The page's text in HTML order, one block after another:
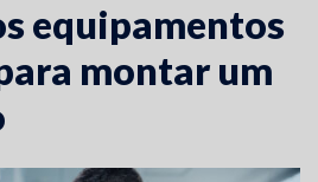
equipamentos
montar um